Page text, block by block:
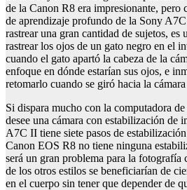
de la Canon R8 era impresionante, pero
de aprendizaje profundo de la Sony
rastrear una gran cantidad de sujetos, es
rastrear los ojos de un gato negro en el
cuando el gato apartó la cabeza de la
enfoque en dónde estarían sus ojos, e
retomarlo cuando se giró hacia la
Si dispara mucho con la computadora
desee una cámara con estabilización de
A7C II tiene siete pasos de
Canon EOS R8 no tiene ninguna
será un gran problema para la fotografía
de los otros estilos se beneficiarían de
en el cuerpo sin tener que depender de